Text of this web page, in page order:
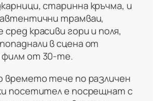
старинна кръчма, и
трамваи,
красиви гори и поля,
в сцена от
от 30-те.
времето тече по различен
посетител е посрещнат с